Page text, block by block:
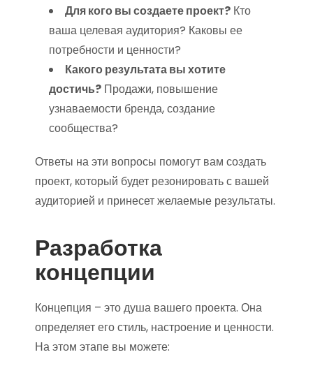
Для кого вы создаете проект? Кто
ваша целевая аудитория? Каковы ее
потребности и ценности?
Какого результата вы хотите
достичь? Продажи, повышение
узнаваемости бренда, создание
сообщества?
Ответы на эти вопросы помогут вам создать
проект, который будет резонировать с вашей
аудиторией и принесет желаемые результаты.
Разработка
концепции
Концепция – это душа вашего проекта. Она
определяет его стиль, настроение и ценности.
На этом этапе вы можете: